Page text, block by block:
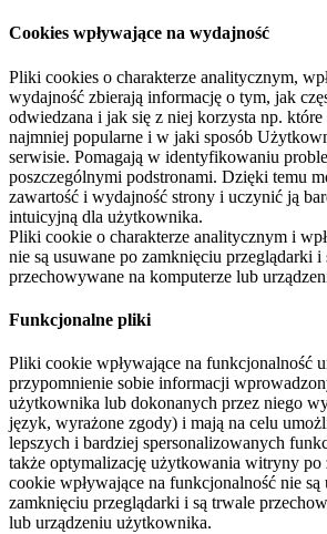
Cookies wpływające na wydajność
Pliki cookies o charakterze analitycznym,
wydajność zbierają informację o tym, jak
odwiedzana i jak się z niej korzysta np.
najmniej popularne i w jaki sposób
serwisie. Pomagają w identyfikowaniu
poszczególnymi podstronami. Dzięki temu
zawartość i wydajność strony i uczynić ją
intuicyjną dla użytkownika.
Pliki cookie o charakterze analitycznym i
nie są usuwane po zamknięciu przeglądarki i
przechowywane na komputerze lub
Funkcjonalne pliki
Pliki cookie wpływające na funkcjonalność
przypomnienie sobie informacji
użytkownika lub dokonanych przez niego
język, wyrażone zgody) i mają na celu
lepszych i bardziej spersonalizowanych
także optymalizację użytkowania witryny
cookie wpływające na funkcjonalność nie są
zamknięciu przeglądarki i są trwale
lub urządzeniu użytkownika.